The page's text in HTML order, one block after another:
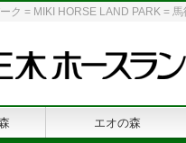
ク = MIKI HORSE LAND PARK =
エオの森